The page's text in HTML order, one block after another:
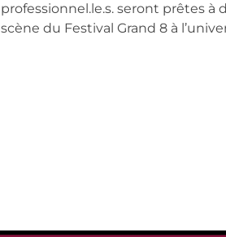
professionnel.le.s. seront prêtes à
scène du Festival Grand 8 à